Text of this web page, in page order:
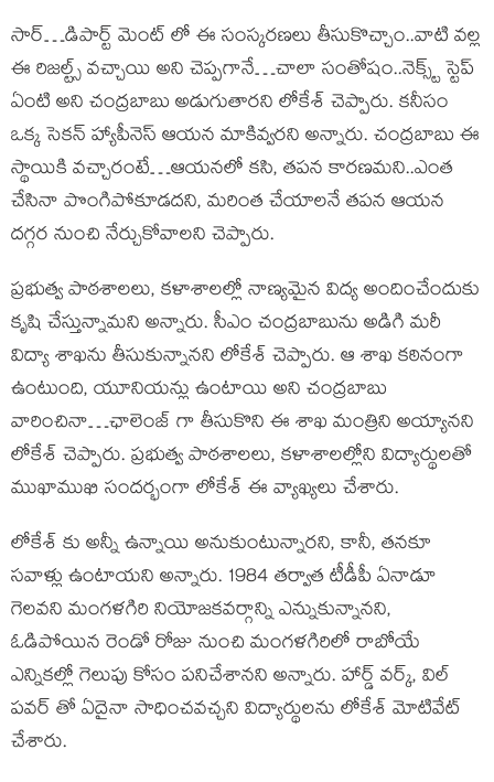
సార్…డిపార్ట్ మెంట్ లో ఈ సంస్కరణలు తీసుకొచ్చాం..వాటి వల్ల
ఈ రిజల్ట్స్ వచ్చాయి అని చెప్పగానే…చాలా సంతోషం..నెక్స్ట్ స్టెప్
ఏంటి అని చంద్రబాబు అడుగుతారని లోకేశ్ చెప్పారు. కనీసం
ఒక్క సెకన్ హ్యాపీనెస్ ఆయన మాకివ్వరని అన్నారు. చంద్రబాబు ఈ
స్థాయికి వచ్చారంటే…ఆయనలో కసి, తపన కారణమని..ఎంత
చేసినా పొంగిపోకూడదని, మరింత చేయాలనే తపన ఆయన
దగ్గర నుంచి నేర్చుకోవాలని చెప్పారు.
ప్రభుత్వ పాఠశాలలు, కళాశాలల్లో నాణ్యమైన విద్య అందించేందుకు
కృషి చేస్తున్నామని అన్నారు. సీఎం చంద్రబాబును అడిగి మరీ
విద్యా శాఖను తీసుకున్నానని లోకేశ్ చెప్పారు. ఆ శాఖ కఠినంగా
ఉంటుంది, యూనియన్లు ఉంటాయి అని చంద్రబాబు
వారించినా…ఛాలెంజ్ గా తీసుకొని ఈ శాఖ మంత్రిని అయ్యానని
లోకేశ్ చెప్పారు. ప్రభుత్వ పాఠశాలలు, కళాశాలల్లోని విద్యార్థులతో
ముఖాముఖి సందర్భంగా లోకేశ్ ఈ వ్యాఖ్యలు చేశారు.
లోకేశ్ కు అన్నీ ఉన్నాయి అనుకుంటున్నారని, కానీ, తనకూ
సవాళ్లు ఉంటాయని అన్నారు. 1984 తర్వాత టీడీపీ ఏనాడూ
గెలవని మంగళగిరి నియోజకవర్గాన్ని ఎన్నుకున్నానని,
ఓడిపోయిన రెండో రోజు నుంచి మంగళగిరిలో రాబోయే
ఎన్నికల్లో గెలుపు కోసం పనిచేశానని అన్నారు. హార్డ్ వర్క్, విల్
పవర్ తో ఏదైనా సాధించవచ్చని విద్యార్థులను లోకేశ్ మోటివేట్
చేశారు.